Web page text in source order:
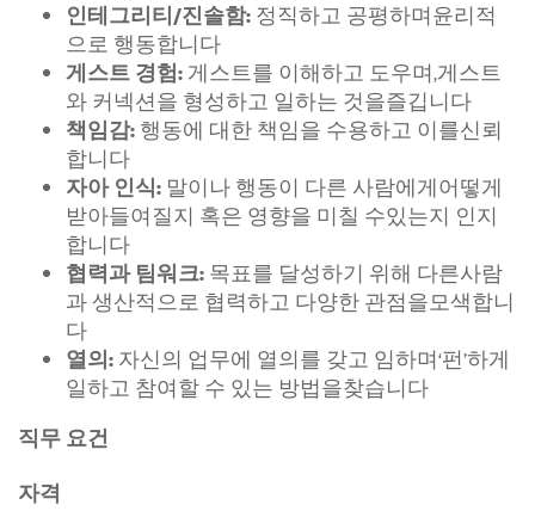
인테그리티/진솔함: 정직하고 공평하며윤리적
으로 행동합니다
게스트 경험: 게스트를 이해하고 도우며,게스트
와 커넥션을 형성하고 일하는 것을즐깁니다
책임감: 행동에 대한 책임을 수용하고 이를신뢰
합니다
자아 인식: 말이나 행동이 다른 사람에게어떻게
받아들여질지 혹은 영향을 미칠 수있는지 인지
합니다
협력과 팀워크: 목표를 달성하기 위해 다른사람
과 생산적으로 협력하고 다양한 관점을모색합니
다
열의: 자신의 업무에 열의를 갖고 임하며‘펀’하게
일하고 참여할 수 있는 방법을찾습니다
직무 요건
자격